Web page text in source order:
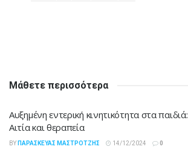
Μάθετε περισσότερα
Αυξημένη εντερική κινητικότητα στα παιδιά:
Αιτία και θεραπεία
BY ΠΑΡΑΣΚΕΥΆΣ ΜΑΣΤΡΟΤΖΉΣ 14/12/2024 0